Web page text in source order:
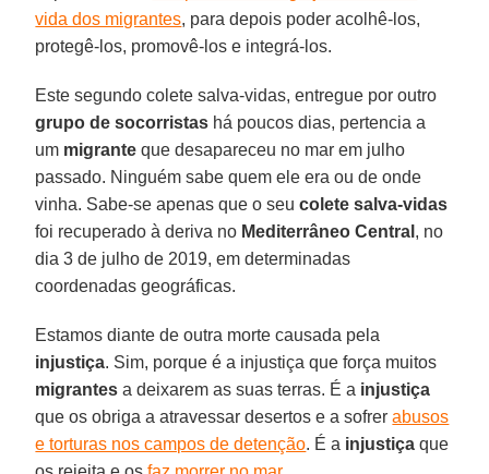
vida dos migrantes, para depois poder acolhê-los,
protegê-los, promovê-los e integrá-los.
Este segundo colete salva-vidas, entregue por outro
grupo de socorristas há poucos dias, pertencia a
um migrante que desapareceu no mar em julho
passado. Ninguém sabe quem ele era ou de onde
vinha. Sabe-se apenas que o seucolete salva-vidas
foi recuperado à deriva no Mediterrâneo Central , no
dia 3 de julho de 2019, em determinadas
coordenadas geográficas.
Estamos diante de outra morte causada pela
injustiça. Sim, porque é a injustiça que força muitos
migrantes a deixarem as suas terras. É a injustiça
que os obriga a atravessar desertos e a sofrerabusos
e torturas nos campos de detenção. É a injustiça que